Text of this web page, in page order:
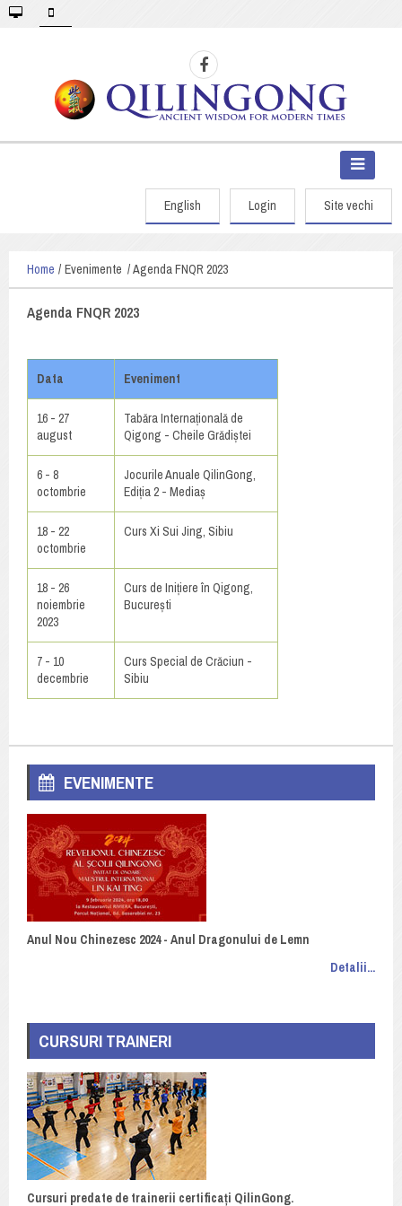
English Login Site vechi
Home Evenimente Agenda FNQR 2023
Agenda FNQR 2023
Data Eveniment
16 - 27
august
Tabăra Internațională de
Qigong - Cheile Grădiștei
6 - 8
octombrie
Jocurile Anuale QilinGong,
Ediția 2 - Mediaș
18 - 22
octombrie
Curs Xi Sui Jing, Sibiu
18 - 26
noiembrie
2023
Curs de Inițiere în Qigong,
București
7 - 10
decembrie
Curs Special de Crăciun -
Sibiu
EVENIMENTE
Anul Nou Chinezesc 2024 - Anul Dragonului de Lemn
Detalii...
CURSURI TRAINERI
Cursuri predate de trainerii certificați QilinGong.